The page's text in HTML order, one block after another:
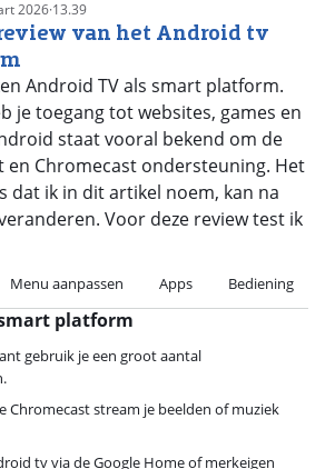
2026·13.39
van het Android tv
Android TV als smart platform.
je toegang tot websites, games en
staat vooral bekend om de
en Chromecast ondersteuning. Het
dat ik in dit artikel noem, kan na
Voor deze review test ik
Menu aanpassen Apps Bediening
platform
gebruik je een groot aantal
Chromecast stream je beelden of muziek
tv via de Google Home of merkeigen